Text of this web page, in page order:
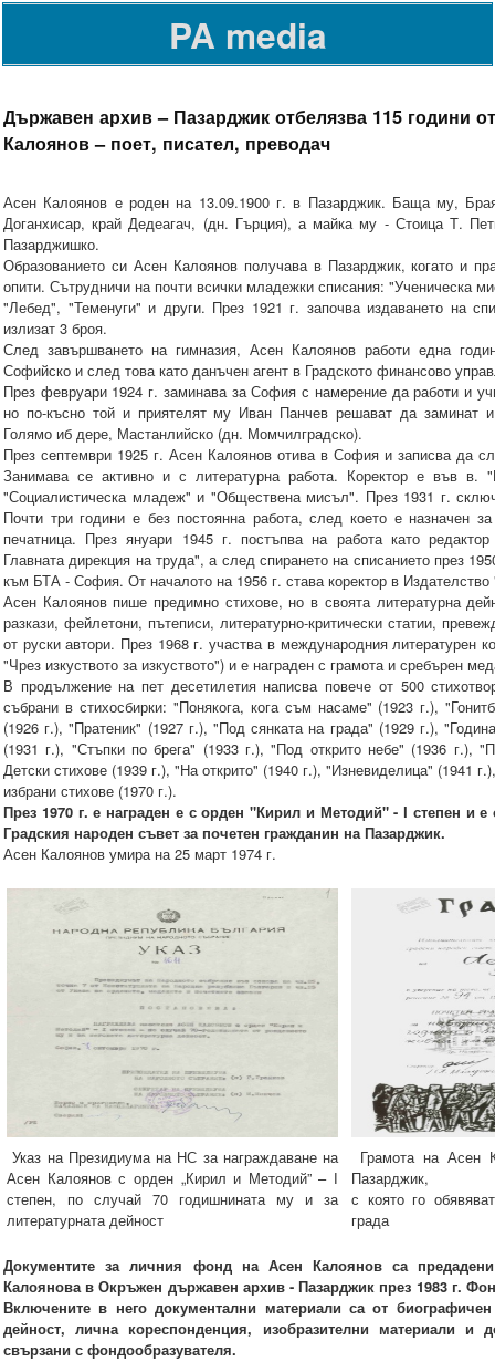
PA media
Държавен архив – Пазарджик отбелязва 115 години
Калоянов – поет, писател, преводач
Асен Калоянов е роден на 13.09.1900 г. в Пазарджик. Баща му,
Доганхисар, край Дедеагач, (дн. Гърция), а майка му - Стоица Т.
Пазарджишко.
Образованието си Асен Калоянов получава в Пазарджик, когато и
опити. Сътрудничи на почти всички младежки списания: "Ученическа
"Лебед", "Теменуги" и други. През 1921 г. започва издаването на
излизат 3 броя.
След завършването на гимназия, Асен Калоянов работи една
Софийско и след това като данъчен агент в Градското финансово
През февруари 1924 г. заминава за София с намерение да работи и
но по-късно той и приятелят му Иван Панчев решават да заминат
Голямо иб дере, Мастанлийско (дн. Момчилградско).
През септември 1925 г. Асен Калоянов отива в София и записва да
Занимава се активно и с литературна работа. Коректор е във в.
"Социалистическа младеж" и "Обществена мисъл". През 1931 г.
Почти три години е без постоянна работа, след което е назначен
печатница. През януари 1945 г. постъпва на работа като
Главната дирекция на труда", а след спирането на списанието през
към БТА - София. От началото на 1956 г. става коректор в
Асен Калоянов пише предимно стихове, но в своята литературна
разкази, фейлетони, пътеписи, литературно-критически статии,
от руски автори. През 1968 г. участва в международния литературен
"Чрез изкуството за изкуството") и е награден с грамота и сребърен
В продължение на пет десетилетия написва повече от 500
събрани в стихосбирки: "Понякога, кога съм насаме" (1923 г.),
(1926 г.), "Пратеник" (1927 г.), "Под сянката на града" (1929 г.),
(1931 г.), "Стъпки по брега" (1933 г.), "Под открито небе" (1936 г.),
Детски стихове (1939 г.), "На открито" (1940 г.), "Изневиделица" (1941
избрани стихове (1970 г.).
През 1970 г. е награден е с орден "Кирил и Методий" - І степен и
Градския народен съвет за почетен гражданин на Пазарджик.
Асен Калоянов умира на 25 март 1974 г.
Указ на Президиума на НС за награждаване на
Асен Калоянов с орден „Кирил и Методий” – І
степен, по случай 70 годишнината му и за
литературната дейност
Грамота на
Пазарджик,
с която го
града
Документите за личния фонд на Асен Калоянов са
Калоянова в Окръжен държавен архив - Пазарджик през 1983 г.
Включените в него документални материали са от биографичен
дейност, лична кореспонденция, изобразителни материали и
свързани с фондообразувателя.